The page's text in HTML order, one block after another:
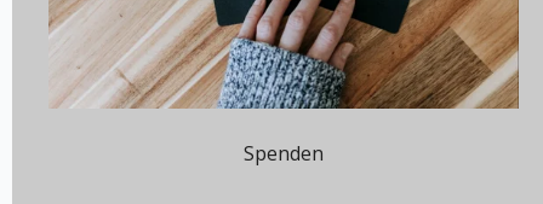
Spenden